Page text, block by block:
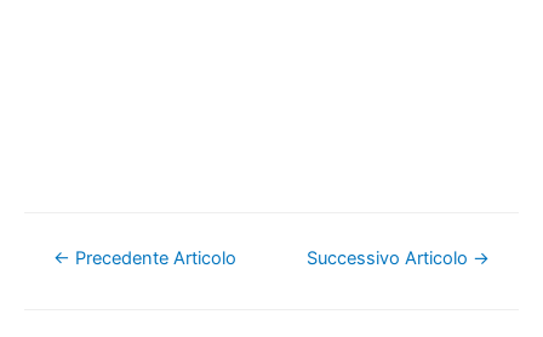
Navigazione
← Precedente Articolo Successivo Articolo →